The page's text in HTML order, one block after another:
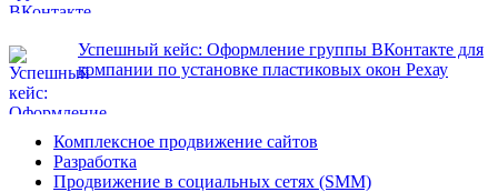
Успешный кейс: Оформление группы ВКонтакте для
компании по установке пластиковых окон Рехау
Комплексное продвижение сайтов
Разработка
Продвижение в социальных сетях (SMM)